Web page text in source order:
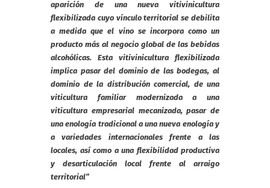
aparición de una nueva vitivinicultura
flexibilizada cuyo vínculo territorial se debilita
a medida que el vino se incorpora como un
producto más al negocio global de las bebidas
alcohólicas. Esta vitivinicultura flexibilizada
implica pasar del dominio de las bodegas, al
dominio de la distribución comercial, de una
viticultura familiar modernizada a una
viticultura empresarial mecanizada, pasar de
una enología tradicional a una nueva enología y
a variedades internacionales frente a las
locales, así como a una flexibilidad productiva
y desarticulación local frente al arraigo
territorial”